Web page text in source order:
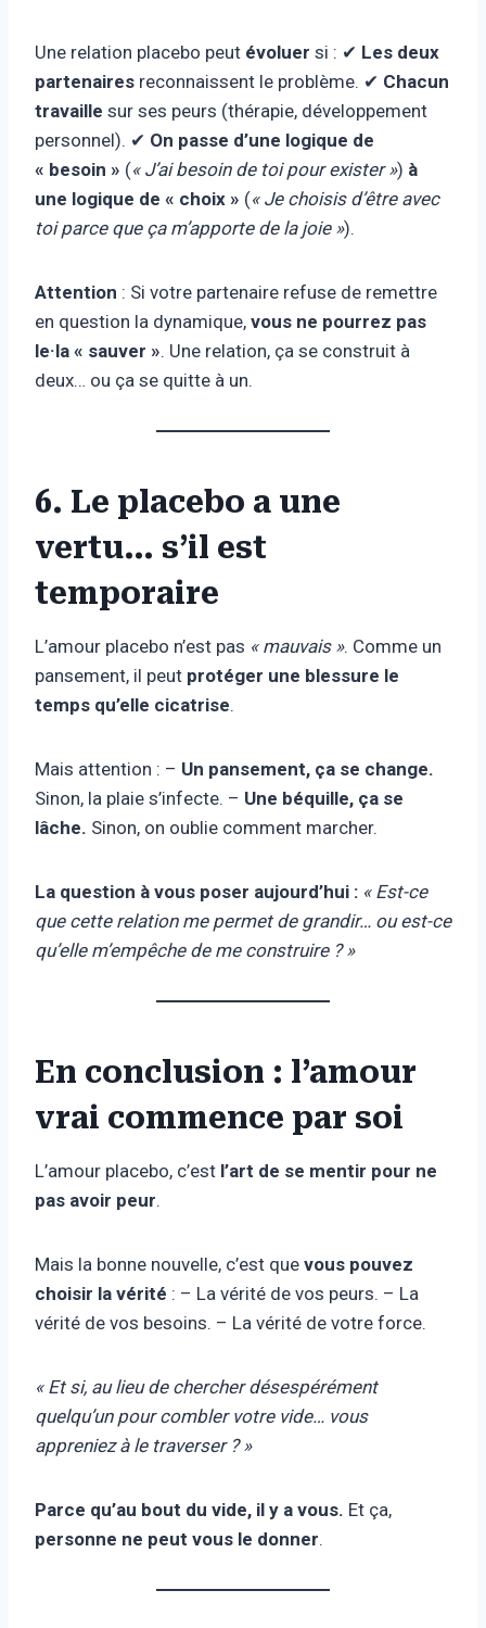
Une relation placebo peut évoluer si : ✔ Les deux
partenaires reconnaissent le problème. ✔ Chacun
travaille sur ses peurs (thérapie, développement
personnel). ✔ On passe d’une logique de
« besoin » (« J’ai besoin de toi pour exister ») à
une logique de « choix » (« Je choisis d’être avec
toi parce que ça m’apporte de la joie »).
Attention : Si votre partenaire refuse de remettre
en question la dynamique, vous ne pourrez pas
le·la « sauver ». Une relation, ça se construit à
deux… ou ça se quitte à un.
6. Le placebo a une
vertu… s’il est
temporaire
L’amour placebo n’est pas « mauvais ». Comme un
pansement, il peut protéger une blessure le
temps qu’elle cicatrise.
Mais attention : – Un pansement, ça se change.
Sinon, la plaie s’infecte. – Une béquille, ça se
lâche. Sinon, on oublie comment marcher.
La question à vous poser aujourd’hui : « Est-ce
que cette relation me permet de grandir… ou est-ce
qu’elle m’empêche de me construire ? »
En conclusion : l’amour
vrai commence par soi
L’amour placebo, c’est l’art de se mentir pour ne
pas avoir peur.
Mais la bonne nouvelle, c’est que vous pouvez
choisir la vérité : – La vérité de vos peurs. – La
vérité de vos besoins. – La vérité de votre force.
« Et si, au lieu de chercher désespérément
quelqu’un pour combler votre vide… vous
appreniez à le traverser ? »
Parce qu’au bout du vide, il y a vous. Et ça,
personne ne peut vous le donner.